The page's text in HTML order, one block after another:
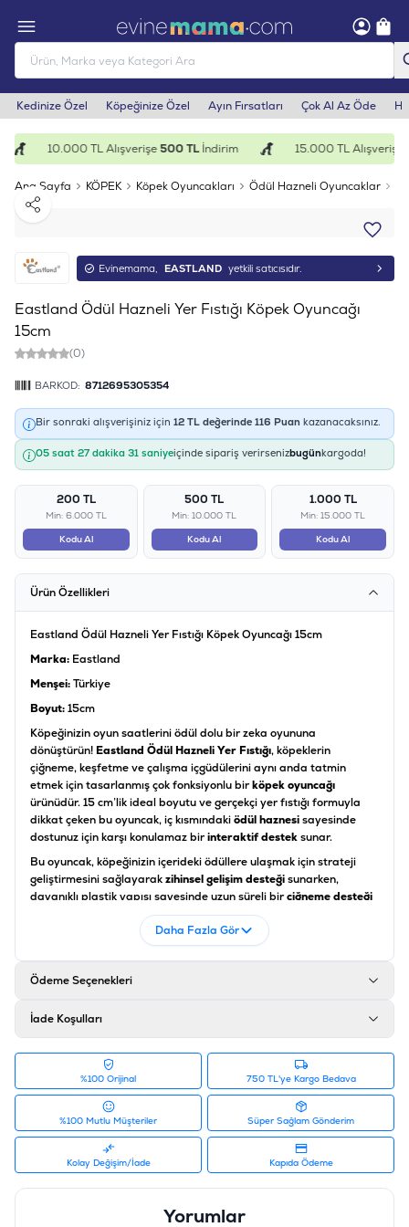
Kedinize Özel Köpeğinize Özel Ayın Fırsatları Çok Al Az Öde
10.000 TL Alışverişe500 TLİndirim 15.000 TL Alışverişe
Ana Sayfa KÖPEK Köpek Oyuncakları Ödül Hazneli Oyuncaklar
Paylaş
Evinemama, EASTLAND yetkili satıcısıdır.
Eastland Ödül Hazneli Yer Fıstığı Köpek Oyuncağı
15cm
(0)
BARKOD: 8712695305354
Bir sonraki alışverişiniz için 12 TL değerinde 116 Puan kazanacaksınız.
05 saat 27 dakika 31 saniyeiçinde sipariş verirsenizbugünkargoda!
200 TL
Min: 6.000 TL
Kodu Al
500 TL
Min: 10.000 TL
Kodu Al
1.000 TL
Min: 15.000 TL
Kodu Al
Ürün Özellikleri
Eastland Ödül Hazneli Yer Fıstığı Köpek Oyuncağı 15cm
Marka: Eastland
Menşei:Türkiye
Boyut:15cm
Köpeğinizin oyun saatlerini ödül dolu bir zeka oyununa
dönüştürün! Eastland Ödül Hazneli Yer Fıstığı, köpeklerin
çiğneme, keşfetme ve çalışma içgüdülerini aynı anda tatmin
etmek için tasarlanmış çok fonksiyonlu birköpek oyuncağı
ürünüdür. 15 cm’lik ideal boyutu ve gerçekçi yer fıstığı formuyla
dikkat çeken bu oyuncak, iç kısmındakiödül haznesisayesinde
dostunuz için karşı konulamaz birinteraktif desteksunar.
Bu oyuncak, köpeğinizin içerideki ödüllere ulaşmak için strateji
geliştirmesini sağlayarakzihinsel gelişim desteğisunarken,
dayanıklı plastik yapısı sayesinde uzun süreli birçiğneme desteği
Eastland ödül hazneli oyuncak, köpeğinizin evde tek
başına kaldığı anlarda can sıkıntısını gideren ve enerjisini pozitif
bir yöne kanalize etmesine yardımcı olankaliteli köpek aksesuarı
köpeğinizin problem çözme yeteneklerini geliştirerek sağlıklı oyun
Ürün Özellikleri
Ürün Tipi Ödül Hazneli Zeka ve Çiğneme Oyuncağı
Boyut 15 cm
Malzeme Dayanıklı, Toksik İçermeyen Sert Plastik
Zihinsel Stimülasyon ve Fiziksel Egzersiz
Daha Fazla Gör
Ödeme Seçenekleri
İade Koşulları
%100 Orijinal 750 TL'ye Kargo Bedava
%100 Mutlu Müşteriler Süper Sağlam Gönderim
Kolay Değişim/İade Kapıda Ödeme
Yorumlar